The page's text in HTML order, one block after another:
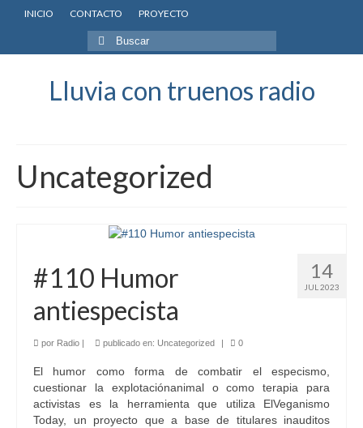
INICIO CONTACTO PROYECTO
Buscar
por:
Lluvia con truenos radio
Uncategorized
14
JUL 2023
#110 Humor
antiespecista
por Radio publicado en: Uncategorized 0
El humor como forma de combatir el especismo,
cuestionar la explotaciónanimal o como terapia para
activistas es la herramienta que utiliza ElVeganismo
Today, un proyecto que a base de titulares inauditos